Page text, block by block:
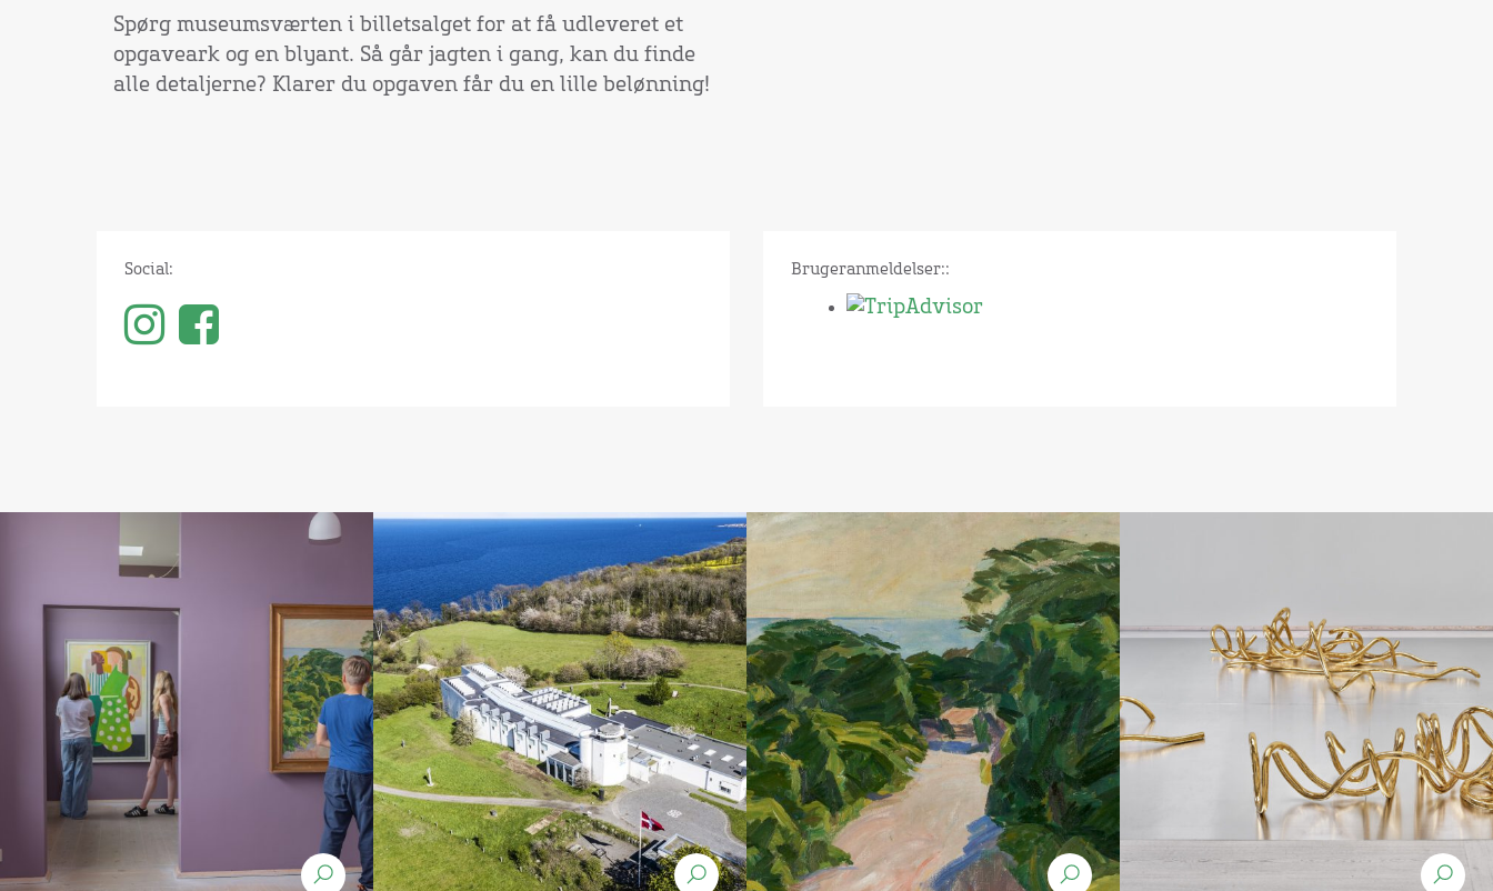
Spørg museumsværten i billetsalget for at få udleveret et
opgaveark og en blyant. Så går jagten i gang, kan du finde
alle detaljerne? Klarer du opgaven får du en lille belønning!
Social: Brugeranmeldelser::